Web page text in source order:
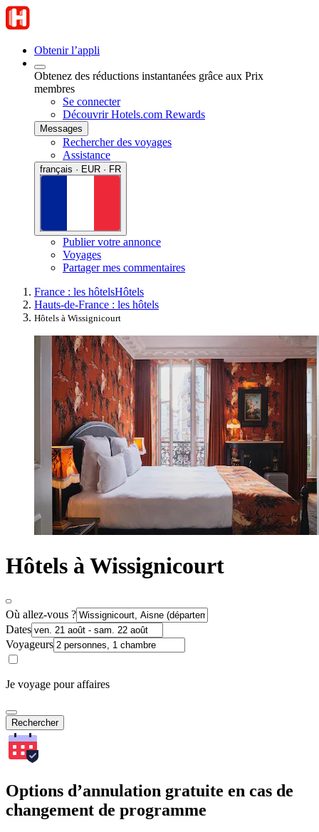
Obtenir l’appli
Obtenez des réductions instantanées grâce aux Prix
membres
Se connecter
Découvrir Hotels.com Rewards
Messages
Rechercher des voyages
Assistance
français · EUR · FR
Publier votre annonce
Voyages
Partager mes commentaires
France : les hôtelsHôtels
Hauts-de-France : les hôtels
Hôtels à Wissignicourt
Hôtels à Wissignicourt
Où allez-vous ?
Dates
Voyageurs
Je voyage pour affaires
Rechercher
Options d’annulation gratuite en cas de
changement de programme